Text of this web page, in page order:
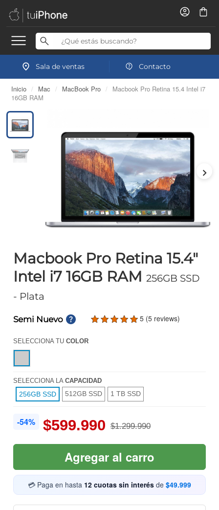
Sala de ventas Contacto
Inicio / Mac / MacBook Pro / Macbook Pro Retina 15.4 Intel i7
16GB RAM
Macbook Pro Retina 15.4"
Intel i7 16GB RAM 256GB SSD
- Plata
Semi Nuevo 5 (5 reviews)
SELECCIONA TU COLOR
SELECCIONA LA CAPACIDAD
256GB SSD 512GB SSD 1 TB SSD
-54% $599.990 $1.299.990
Agregar al carro
💳 Paga en hasta 12 cuotas sin interés de $49.999